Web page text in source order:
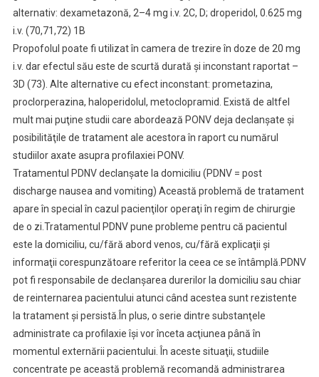
alternativ: dexametazonă, 2–4 mg i.v. 2C, D; droperidol, 0.625 mg
i.v. (70,71,72) 1B
Propofolul poate fi utilizat în camera de trezire în doze de 20 mg
i.v. dar efectul său este de scurtă durată şi inconstant raportat –
3D (73). Alte alternative cu efect inconstant: prometazina,
proclorperazina, haloperidolul, metoclopramid. Există de altfel
mult mai puţine studii care abordează PONV deja declanşate şi
posibilităţile de tratament ale acestora în raport cu numărul
studiilor axate asupra profilaxiei PONV.
Tratamentul PDNV declanşate la domiciliu (PDNV = post
discharge nausea and vomiting) Această problemă de tratament
apare în special în cazul pacienţilor operaţi în regim de chirurgie
de o zi.Tratamentul PDNV pune probleme pentru că pacientul
este la domiciliu, cu/fără abord venos, cu/fără explicaţii şi
informaţii corespunzătoare referitor la ceea ce se întâmplă.PDNV
pot fi responsabile de declanşarea durerilor la domiciliu sau chiar
de reinternarea pacientului atunci când acestea sunt rezistente
la tratament şi persistă.În plus, o serie dintre substanţele
administrate ca profilaxie îşi vor înceta acţiunea până în
momentul externării pacientului. În aceste situaţii, studiile
concentrate pe această problemă recomandă administrarea